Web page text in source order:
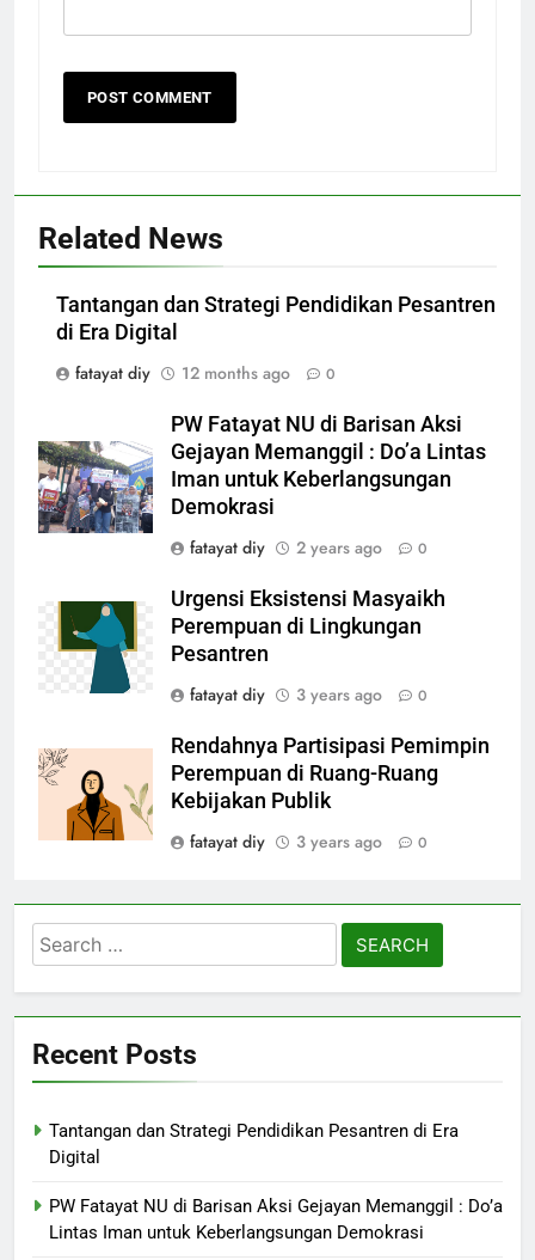
Related News
Tantangan dan Strategi Pendidikan Pesantren
di Era Digital
fatayat diy
12 months ago 0
PW Fatayat NU di Barisan Aksi
Gejayan Memanggil : Do’a Lintas
Iman untuk Keberlangsungan
Demokrasi
fatayat diy
2 years ago 0
Urgensi Eksistensi Masyaikh
Perempuan di Lingkungan
Pesantren
fatayat diy
3 years ago 0
Rendahnya Partisipasi Pemimpin
Perempuan di Ruang-Ruang
Kebijakan Publik
fatayat diy
3 years ago 0
Search
for:
Recent Posts
Tantangan dan Strategi Pendidikan Pesantren di Era
Digital
PW Fatayat NU di Barisan Aksi Gejayan Memanggil : Do’a
Lintas Iman untuk Keberlangsungan Demokrasi